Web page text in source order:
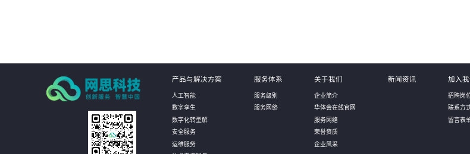
产品与解决方案
人工智能
数字孪生
数字化转型解
安全服务
运维服务
服务体系
服务级别
服务网络
关于我们
企业简介
华体会在线官网
服务网络
荣誉资质
企业风采
新闻资讯 加入我
招聘岗
联系方
留言表